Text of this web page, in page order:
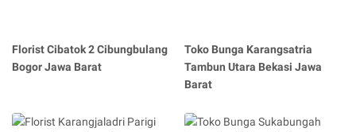
Florist Cibatok 2 Cibungbulang
Bogor Jawa Barat
Toko Bunga Karangsatria
Tambun Utara Bekasi Jawa
Barat